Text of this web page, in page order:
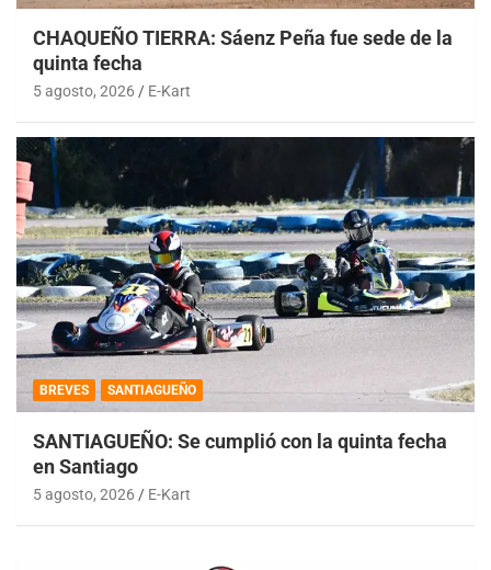
CHAQUEÑO TIERRA: Sáenz Peña fue sede de la
quinta fecha
5 agosto, 2026 E-Kart
BREVES SANTIAGUEÑO
SANTIAGUEÑO: Se cumplió con la quinta fecha
en Santiago
5 agosto, 2026 E-Kart